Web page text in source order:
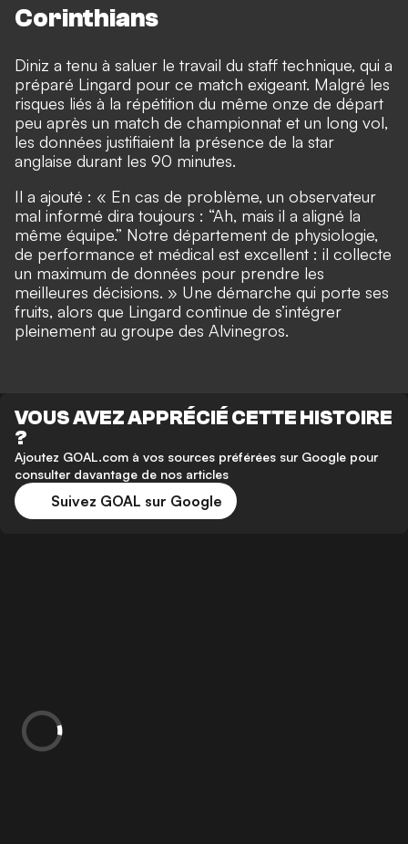
Corinthians
Diniz a tenu à saluer le travail du staff technique, qui a
préparé Lingard pour ce match exigeant. Malgré les
risques liés à la répétition du même onze de départ
peu après un match de championnat et un long vol,
les données justifiaient la présence de la star
anglaise durant les 90 minutes.
Il a ajouté : « En cas de problème, un observateur
mal informé dira toujours : “Ah, mais il a aligné la
même équipe.” Notre département de physiologie,
de performance et médical est excellent : il collecte
un maximum de données pour prendre les
meilleures décisions. » Une démarche qui porte ses
fruits, alors que Lingard continue de s’intégrer
pleinement au groupe des Alvinegros.
VOUS AVEZ APPRÉCIÉ CETTE HISTOIRE
?
Ajoutez GOAL.com à vos sources préférées sur Google pour
consulter davantage de nos articles
Suivez GOAL sur Google